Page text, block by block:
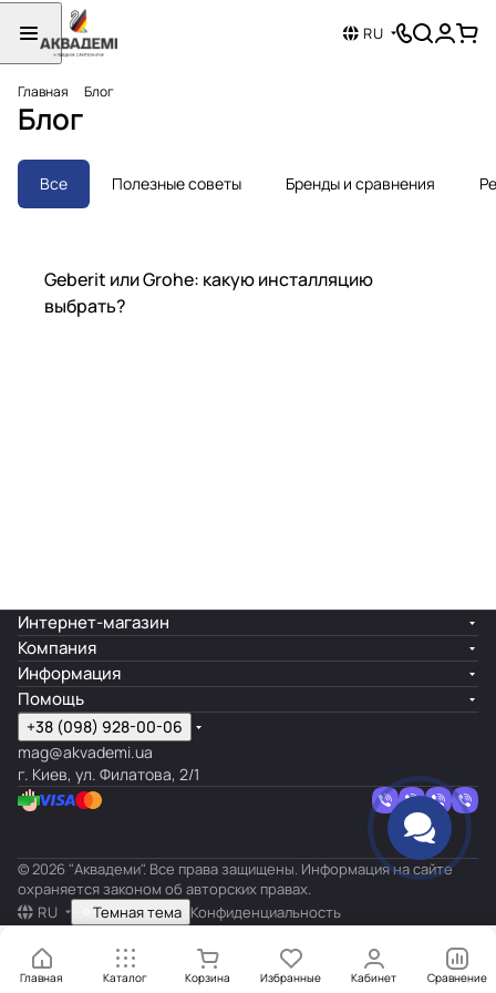
RU
Главная Блог
Блог
Все Полезные советы Бренды и сравнения
Бренды и сравнения
Geberit или Grohe: какую инсталляцию
выбрать?
Главная Каталог Корзина Избранные Кабинет Сравнение
Интернет-магазин
Компания
Информация
Помощь
+38 (098) 928-00-06
mag@akvademi.ua
г. Киев, ул. Филатова, 2/1
© 2026 "Аквадеми". Все права защищены. Информация на сайте
охраняется законом об авторских правах.
RU
Темная тема Конфиденциальность